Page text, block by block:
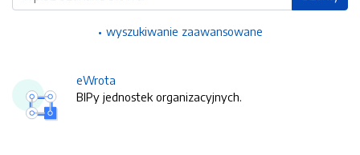
wyszukiwanie zaawansowane
eWrota
BIPy jednostek organizacyjnych.